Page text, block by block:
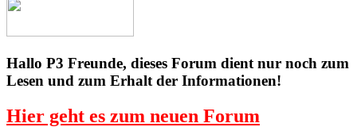
Hallo P3 Freunde, dieses Forum dient nur noch zum
Lesen und zum Erhalt der Informationen!
Hier geht es zum neuen Forum